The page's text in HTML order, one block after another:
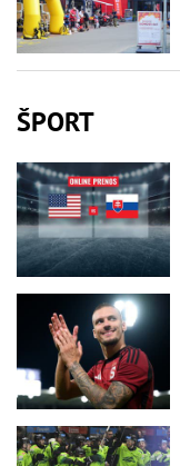
ŠPORT